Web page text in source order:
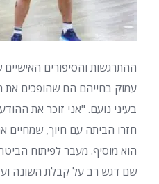
ההתרגשות והסיפורים
עמוק בחייהם הם שהופכים את
בעיני נועם. "אני זוכר את
חזרו הביתה עם חיוך,
הוא מוסיף. מעבר לפיתוח
שם דגש רב על קבלת השונה